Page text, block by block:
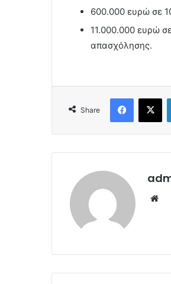
600.000 ευρώ σε
11.000.000 ευρώ
απασχόλησης.
Share
Facebook
X